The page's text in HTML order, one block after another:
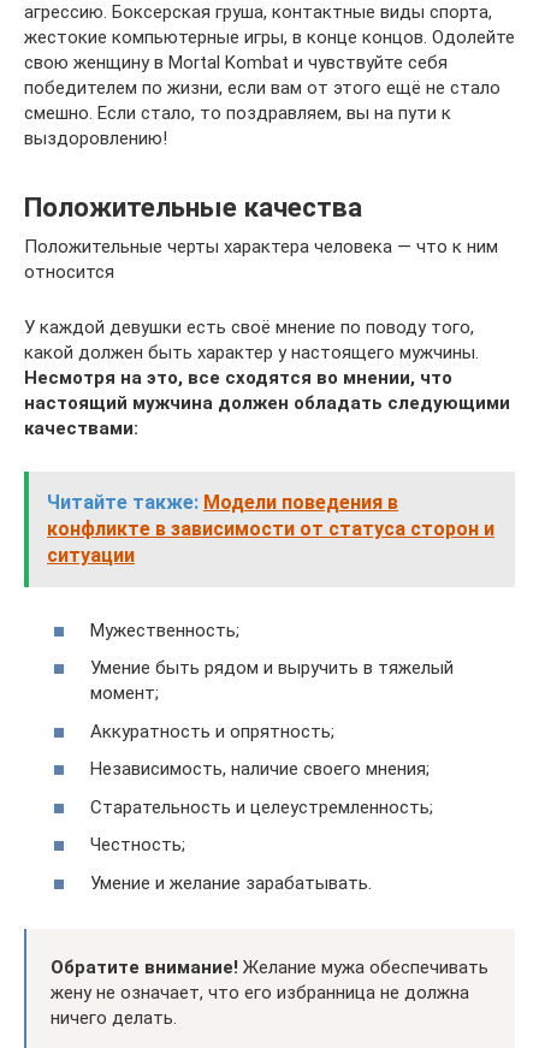
агрессию. Боксерская груша, контактные виды спорта,
жестокие компьютерные игры, в конце концов. Одолейте
свою женщину в Mortal Kombat и чувствуйте себя
победителем по жизни, если вам от этого ещё не стало
смешно. Если стало, то поздравляем, вы на пути к
выздоровлению!
Положительные качества
Положительные черты характера человека — что к ним
относится
У каждой девушки есть своё мнение по поводу того,
какой должен быть характер у настоящего мужчины.
Несмотря на это, все сходятся во мнении, что
настоящий мужчина должен обладать следующими
качествами:
Читайте также: Модели поведения в
конфликте в зависимости от статуса сторон и
ситуации
Мужественность;
Умение быть рядом и выручить в тяжелый
момент;
Аккуратность и опрятность;
Независимость, наличие своего мнения;
Старательность и целеустремленность;
Честность;
Умение и желание зарабатывать.
Обратите внимание! Желание мужа обеспечивать
жену не означает, что его избранница не должна
ничего делать.